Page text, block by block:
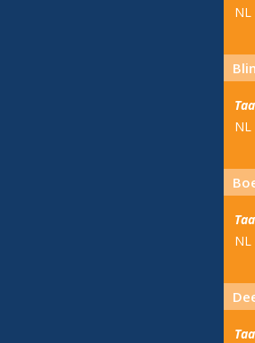
NL
NL
NL